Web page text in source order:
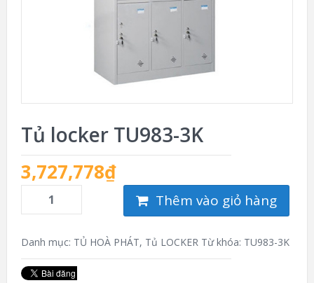
Tủ locker TU983-3K
3,727,778₫
Thêm vào giỏ hàng
Danh mục: TỦ HOÀ PHÁT, Tủ LOCKER Từ khóa: TU983-3K